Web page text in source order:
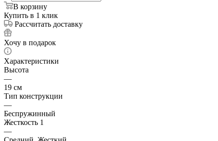
В корзину
Купить в 1 клик
Рассчитать доставку
Хочу в подарок
Характеристики
Высота
—
19 см
Тип конструкции
—
Беспружинный
Жесткость 1
—